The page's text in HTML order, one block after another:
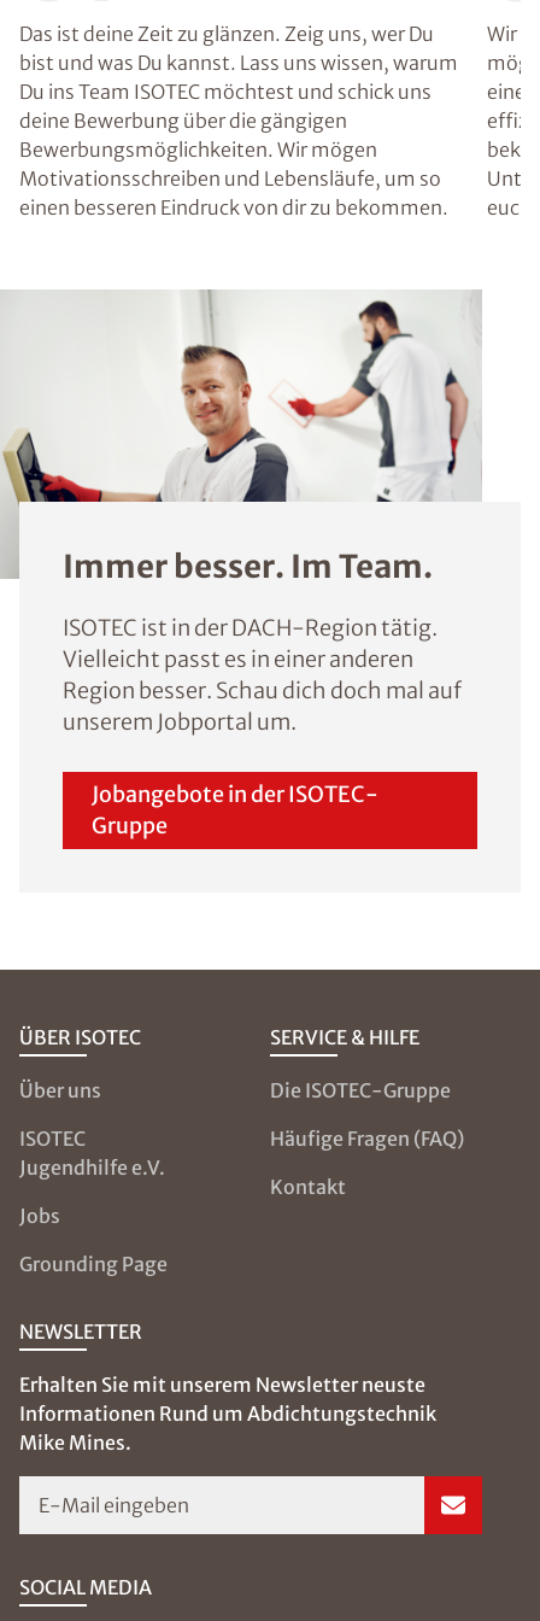
Das ist deine Zeit zu glänzen. Zeig uns, wer Du
bist und was Du kannst. Lass uns wissen, warum
Du ins Team ISOTEC möchtest und schick uns
deine Bewerbung über die gängigen
Bewerbungsmöglichkeiten. Wir mögen
Motivationsschreiben und Lebensläufe, um so
einen besseren Eindruck von dir zu bekommen.
Wir
euch
Immer besser. Im Team.
ISOTEC ist in der DACH-Region tätig.
Vielleicht passt es in einer anderen
Region besser. Schau dich doch mal auf
unserem Jobportal um.
Jobangebote in der ISOTEC-
Gruppe
ÜBER ISOTEC
Über uns
ISOTEC
Jugendhilfe e.V.
Jobs
Grounding Page
SERVICE & HILFE
Die ISOTEC-Gruppe
Häufige Fragen (FAQ)
Kontakt
NEWSLETTER
Erhalten Sie mit unserem Newsletter neuste
Informationen Rund um Abdichtungstechnik
Mike Mines.
E-Mail eingeben
SOCIAL MEDIA